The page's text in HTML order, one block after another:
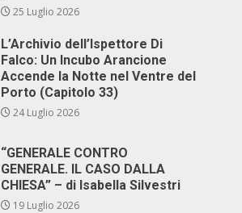
25 Luglio 2026
L’Archivio dell’Ispettore Di
Falco: Un Incubo Arancione
Accende la Notte nel Ventre del
Porto (Capitolo 33)
24 Luglio 2026
“GENERALE CONTRO
GENERALE. IL CASO DALLA
CHIESA” – di Isabella Silvestri
19 Luglio 2026